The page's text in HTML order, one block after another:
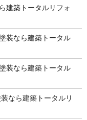
建築トータルリフォ
装なら建築トータル
装なら建築トータル
なら建築トータルリ